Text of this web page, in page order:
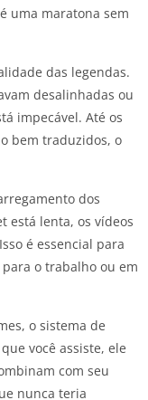
uma maratona sem
das legendas.
desalinhadas ou
impecável. Até os
bem traduzidos, o
dos
está lenta, os vídeos
é essencial para
o trabalho ou em
o sistema de
você assiste, ele
com seu
nunca teria